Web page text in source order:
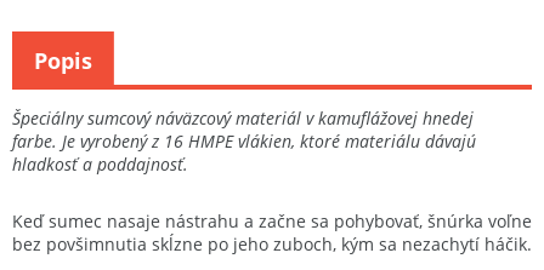
Špeciálny sumcový náväzcový materiál v kamuflážovej hnedej
farbe. Je vyrobený z 16 HMPE vlákien, ktoré materiálu dávajú
hladkosť a poddajnosť.
Keď sumec nasaje nástrahu a začne sa pohybovať, šnúrka voľne
bez povšimnutia skĺzne po jeho zuboch, kým sa nezachytí háčik.
Popis